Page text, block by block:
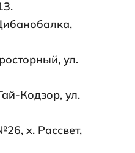
ул.
Кодзор, ул.
х. Рассвет,